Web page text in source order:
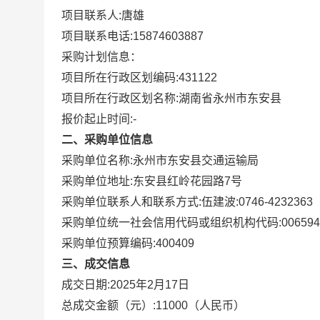
项目联系人:唐雄
项目联系电话:15874603887
采购计划信息：
项目所在行政区划编码:431122
项目所在行政区划名称:湖南省永州市东安县
报价起止时间:-
二、采购单位信息
采购单位名称:永州市东安县交通运输局
采购单位地址:东安县红岭花园路7号
采购单位联系人和联系方式:伍建波:0746-4232363
采购单位统一社会信用代码或组织机构代码:
采购单位预算编码:400409
三、成交信息
成交日期:2025年2月17日
总成交金额（元）:11000 （人民币）